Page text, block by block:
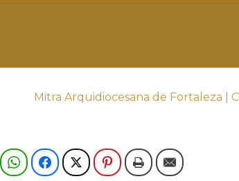
Mitra Arquidiocesana de Fortaleza |